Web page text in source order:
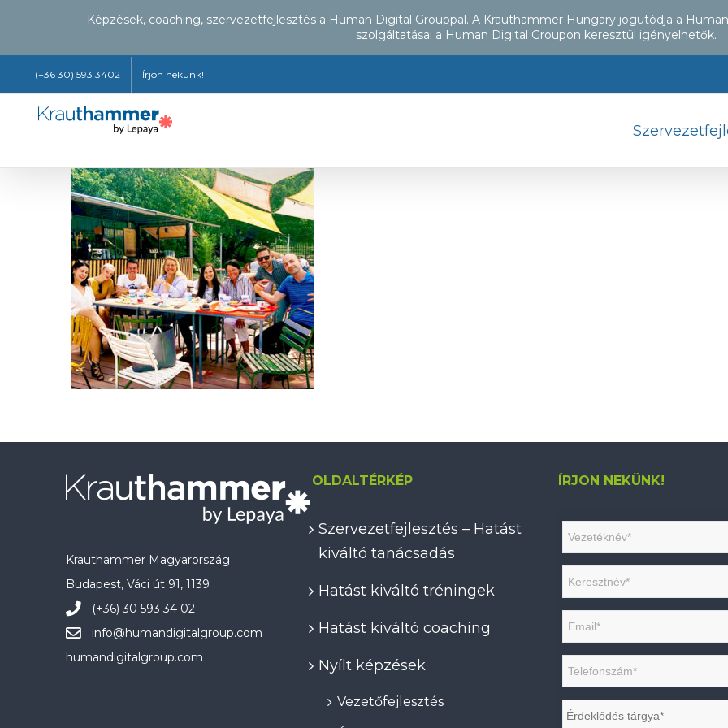
(+36 30) 593 3402 Írjon nekünk!
Krauthammer Magyarország
Budapest, Váci út 91, 1139
(+36) 30 593 34 02
info@humandigitalgroup.com
humandigitalgroup.com
OLDALTÉRKÉP
Szervezetfejlesztés – Hatást
kiváltó tanácsadás
Hatást kiváltó tréningek
Hatást kiváltó coaching
Nyílt képzések
Vezetőfejlesztés
ÍRJON NEKÜNK!
Képzések, coaching, szervezetfejlesztés a Human Digital Grouppal. A Krauthammer Hungary jogutódja a
szolgáltatásai a Human Digital Groupon keresztül igényelhetők.